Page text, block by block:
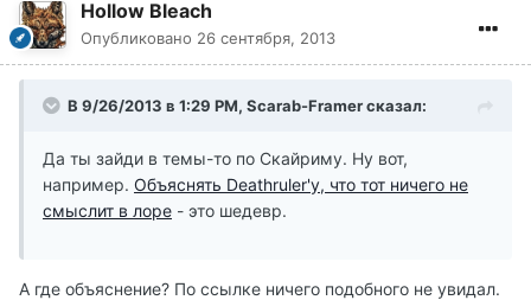
Hollow Bleach
Опубликовано 26 сентября, 2013
В 9/26/2013 в 1:29 PM, Scarab-Framer сказал:
Да ты зайди в темы-то по Скайриму. Ну вот,
например. Объяснять Deathruler'у, что тот ничего не
смыслит в лоре - это шедевр.
А где объяснение? По ссылке ничего подобного не увидал.